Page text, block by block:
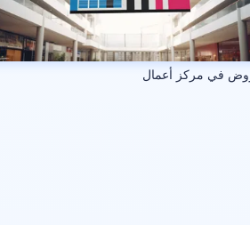
في مركز أعمال